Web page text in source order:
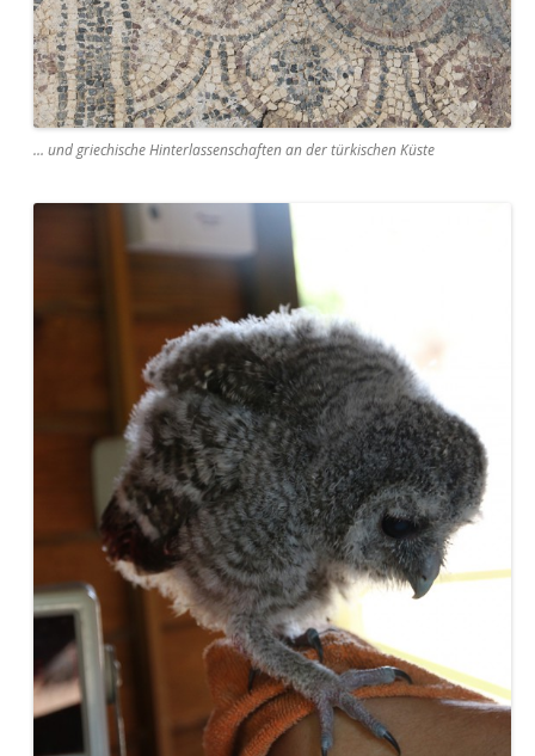
… und griechische Hinterlassenschaften an der türkischen Küste